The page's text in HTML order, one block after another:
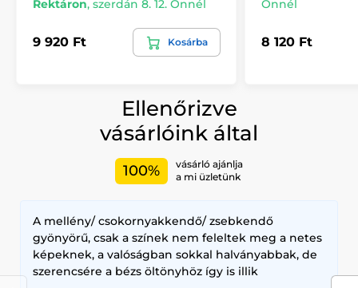
Rektáron, szerdán 8. 12. Önnél
9 920 Ft Kosárba
Önnél
8 120 Ft
Ellenőrizve
vásárlóink által
100%
vásárló ajánlja
a mi üzletünk
A mellény/ csokornyakkendő/ zsebkendő
gyönyörű, csak a színek nem feleltek meg a netes
képeknek, a valóságban sokkal halványabbak, de
szerencsére a bézs öltönyhöz így is illik